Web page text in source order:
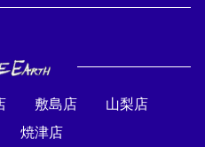
敷島店
山梨店
焼津店